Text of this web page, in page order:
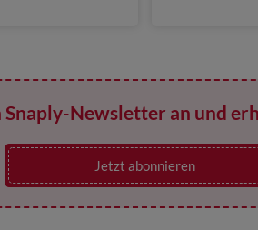
Newsletter an und
Jetzt abonnieren